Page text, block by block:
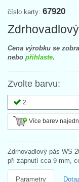
číslo karty: 67920
Cena výrobku se
nebo přihlaste.
Zvolte barvu:
2
Více barev
Zdrhovadlový pás WS
při zapnutí cca 9 mm,
Parametry